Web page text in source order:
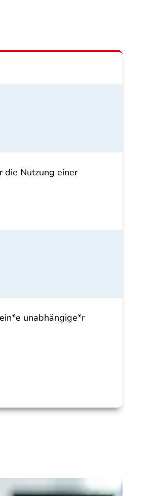
die Nutzung einer
unabhängige*r